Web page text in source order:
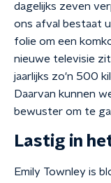
dagelijks zeven
ons afval bestaat
folie om een
nieuwe televisie
jaarlijks zo'n 500
Daarvan kunnen
bewuster om te
Lastig in
Emily Townley is